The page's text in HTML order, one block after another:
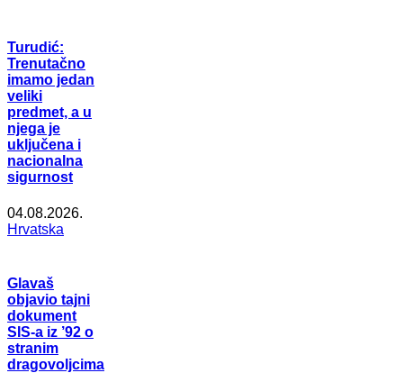
Turudić:
Trenutačno
imamo jedan
veliki
predmet, a u
njega je
uključena i
nacionalna
sigurnost
04.08.2026.
Hrvatska
Glavaš
objavio tajni
dokument
SIS-a iz ’92 o
stranim
dragovoljcima